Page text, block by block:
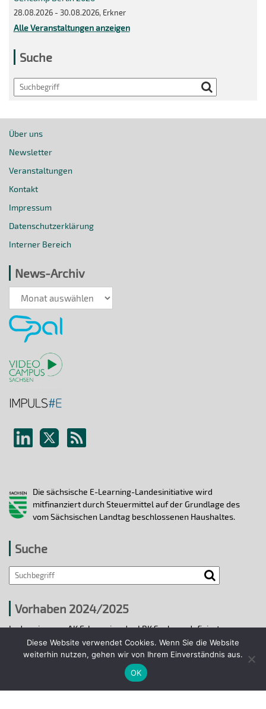
28.08.2026 - 30.08.2026, Erkner
Alle Veranstaltungen anzeigen
Suche
Search
Über uns
Newsletter
Veranstaltungen
Kontakt
Impressum
Datenschutzerklärung
Interner Bereich
News-Archiv
News-
Archiv
Die sächsische E-Learning-Landesinitiative wird
mitfinanziert durch Steuermittel auf der Grundlage des
vom Sächsischen Landtag beschlossenen Haushaltes.
Suche
Vorhaben 2024/2025
In den vier vom AK E-Learning der LRK Sachsen definierten
strategischen Handlungsfeldern 2024/25 wurden bis 31.12.2025
ausgewählte E-Learning-Hochschulvorhaben durchgeführt.
Diese Website verwendet Cookies. Wenn Sie die Website
weiterhin nutzen, gehen wir von Ihrem Einverständnis aus.
OK